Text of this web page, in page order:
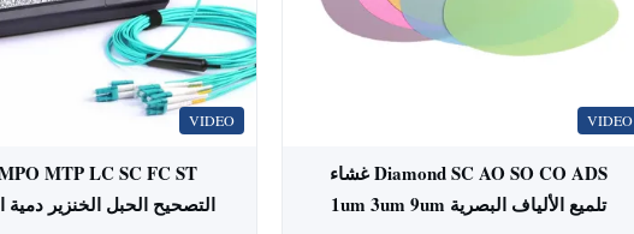
VIDEO
Diamond SC AO SO CO ADS غشاء
تلميع الألياف البصرية 1um 3um 9um
VIDEO
التصحيح الحبل الخنزير دمية